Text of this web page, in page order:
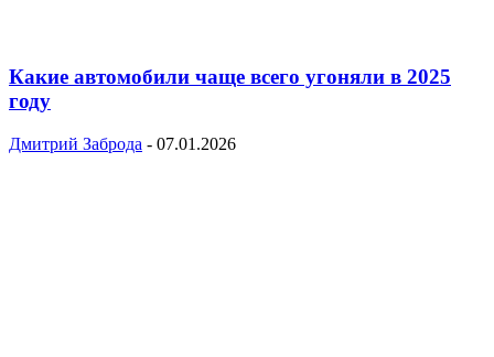
Какие автомобили чаще всего угоняли в 2025
году
Дмитрий Заброда - 07.01.2026